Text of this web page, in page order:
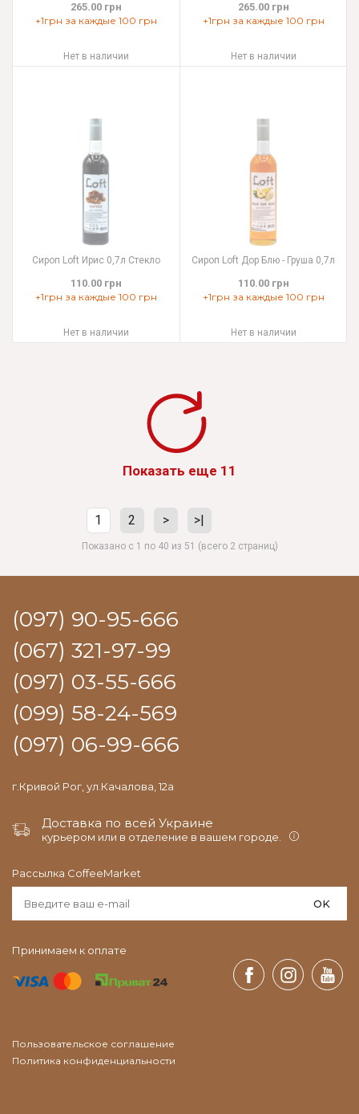
265.00 грн
+1грн за каждые 100 грн
Нет в наличии
265.00 грн
+1грн за каждые 100 грн
Нет в наличии
Cироп Loft Ирис 0,7л Стекло
110.00 грн
+1грн за каждые 100 грн
Нет в наличии
Сироп Loft Дор Блю - Груша 0,7л
110.00 грн
+1грн за каждые 100 грн
Нет в наличии
Показать еще 11
1 2 > >|
Показано с 1 по 40 из 51 (всего 2 страниц)
(097) 90-95-666
(067) 321-97-99
(097) 03-55-666
(099) 58-24-569
(097) 06-99-666
г.Кривой Рог, ул.Качалова, 12а
Доставка по всей Украине
курьером или в отделение в вашем городе.
Рассылка CoffeeMarket
OK
Принимаем к оплате
Пользовательское соглашение
Политика конфиденциальности